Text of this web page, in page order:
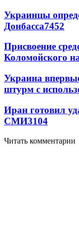
Украинцы
Донбасса7452
Присвоение
Коломойского
Украина
штурм с
Иран готовил
СМИ3104
Читать комментарии